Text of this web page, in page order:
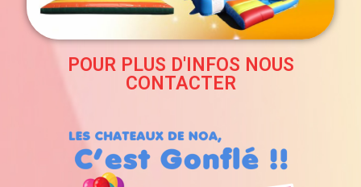
POUR PLUS D'INFOS NOUS
CONTACTER